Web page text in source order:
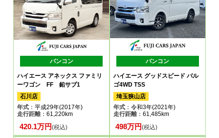
バンコン
ハイエース アネックス ファミリ
ーワゴン FF 鉛サブ1
石川店
年式 ：平成29年(2017年)
走行距離：61,220km
420.1万円(税込)
バンコン
ハイエース グッドスピード バル
ゴ4WD TSS
埼玉狭山店
年式：令和3年(2021年)
走行距離：61,485km
498万円(税込)